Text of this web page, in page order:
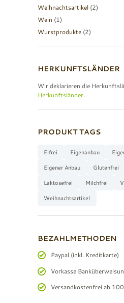
Weihnachtsartikel (2)
Wein (1)
Wurstprodukte (2)
HERKUNFTSLÄNDER
Wir deklarieren die
Herkunftsländer.
PRODUKT TAGS
Eifrei Eigenanbau
Eigener Anbau
Glutenfrei
Laktosefrei
Milchfrei
Weihnachtsartikel
BEZAHLMETHODEN
Paypal (inkl. Kreditkarte)
Vorkasse
Versandkostenfrei ab